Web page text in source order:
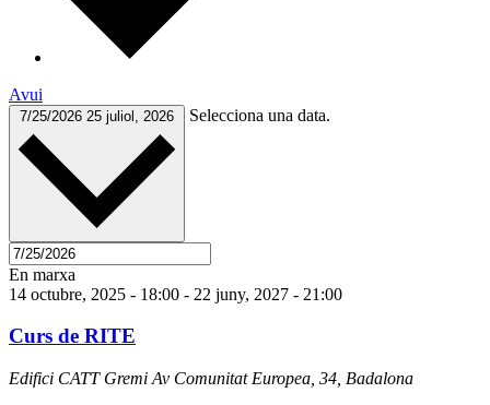
Avui
7/25/2026 25 juliol, 2026 Selecciona una data.
En marxa
14 octubre, 2025 - 18:00 - 22 juny, 2027 - 21:00
Curs de RITE
Edifici CATT Gremi Av Comunitat Europea, 34, Badalona